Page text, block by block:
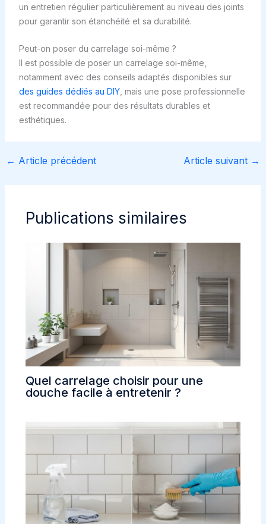
un entretien régulier particulièrement au niveau des joints
pour garantir son étanchéité et sa durabilité.
Peut-on poser du carrelage soi-même ?
Il est possible de poser un carrelage soi-même,
notamment avec des conseils adaptés disponibles sur
des guides dédiés au DIY, mais une pose professionnelle
est recommandée pour des résultats durables et
esthétiques.
← Article précédent Article suivant →
Publications similaires
Quel carrelage choisir pour une
douche facile à entretenir ?